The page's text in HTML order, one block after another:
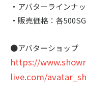
・アバターラインナ
・販売価格：各
●アバターショップ
https://
live.com/